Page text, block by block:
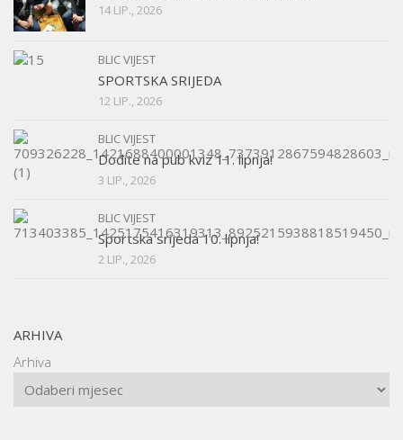
14 LIP., 2026
BLIC VIJEST
SPORTSKA SRIJEDA
12 LIP., 2026
BLIC VIJEST
Dođite na pub kviz 11. lipnja!
3 LIP., 2026
BLIC VIJEST
Sportska srijeda 10. lipnja!
2 LIP., 2026
ARHIVA
Arhiva